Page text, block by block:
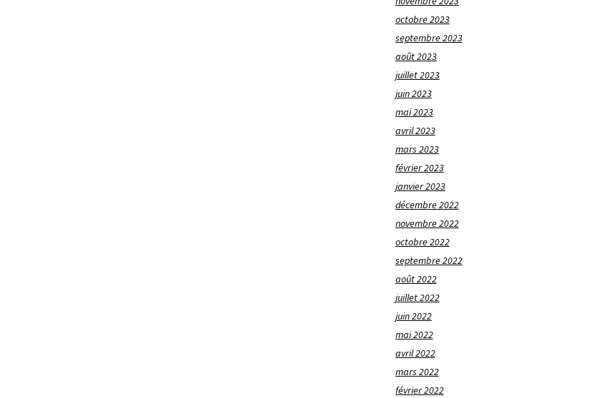
octobre 2023
septembre 2023
août 2023
juillet 2023
juin 2023
mai 2023
avril 2023
mars 2023
février 2023
janvier 2023
décembre 2022
novembre 2022
octobre 2022
septembre 2022
août 2022
juillet 2022
juin 2022
mai 2022
avril 2022
mars 2022
février 2022